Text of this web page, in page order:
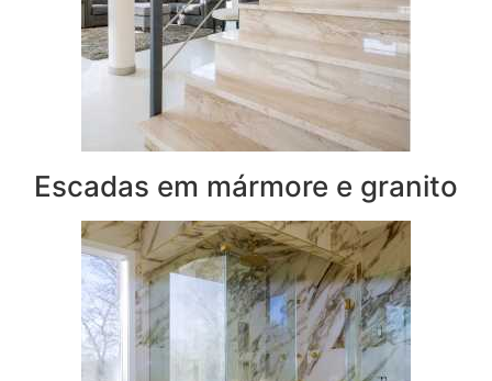
Escadas em mármore e granito